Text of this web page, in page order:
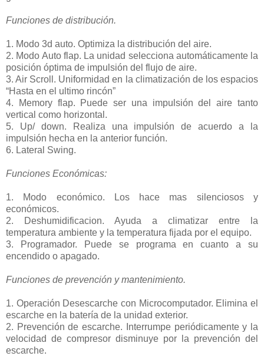
Funciones de distribución.
1. Modo 3d auto. Optimiza la distribución del aire.
2. Modo Auto flap. La unidad selecciona automáticamente la
posición óptima de impulsión del flujo de aire.
3. Air Scroll. Uniformidad en la climatización de los espacios
“Hasta en el ultimo rincón”
4. Memory flap. Puede ser una impulsión del aire tanto
vertical como horizontal.
5. Up/ down. Realiza una impulsión de acuerdo a la
impulsión hecha en la anterior función.
6. Lateral Swing.
Funciones Económicas:
1. Modo económico. Los hace mas silenciosos y
económicos.
2. Deshumidificacion. Ayuda a climatizar entre la
temperatura ambiente y la temperatura fijada por el equipo.
3. Programador. Puede se programa en cuanto a su
encendido o apagado.
Funciones de prevención y mantenimiento.
1. Operación Desescarche con Microcomputador. Elimina el
escarche en la batería de la unidad exterior.
2. Prevención de escarche. Interrumpe periódicamente y la
velocidad de compresor disminuye por la prevención del
escarche.